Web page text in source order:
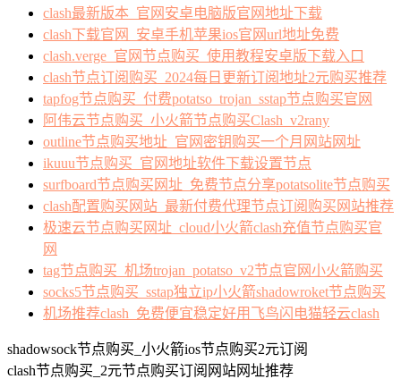
clash最新版本_官网安卓电脑版官网地址下载
clash下载官网_安卓手机苹果ios官网url地址免费
clash.verge_官网节点购买_使用教程安卓版下载入口
clash节点订阅购买_2024每日更新订阅地址2元购买推荐
tapfog节点购买_付费potatso_trojan_sstap节点购买官网
阿伟云节点购买_小火箭节点购买Clash_v2rany
outline节点购买地址_官网密钥购买一个月网站网址
ikuuu节点购买_官网地址软件下载设置节点
surfboard节点购买网址_免费节点分享potatsolite节点购买
clash配置购买网站_最新付费代理节点订阅购买网站推荐
极速云节点购买网址_cloud小火箭clash充值节点购买官
网
tag节点购买_机场trojan_potatso_v2节点官网小火箭购买
socks5节点购买_sstap独立ip小火箭shadowroket节点购买
机场推荐clash_免费便宜稳定好用飞鸟闪电猫轻云clash
shadowsock节点购买_小火箭ios节点购买2元订阅
clash节点购买_2元节点购买订阅网站网址推荐